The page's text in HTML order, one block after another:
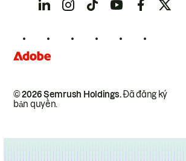
© 2026 Semrush Holdings.Đã đăng ký
bản quyền.